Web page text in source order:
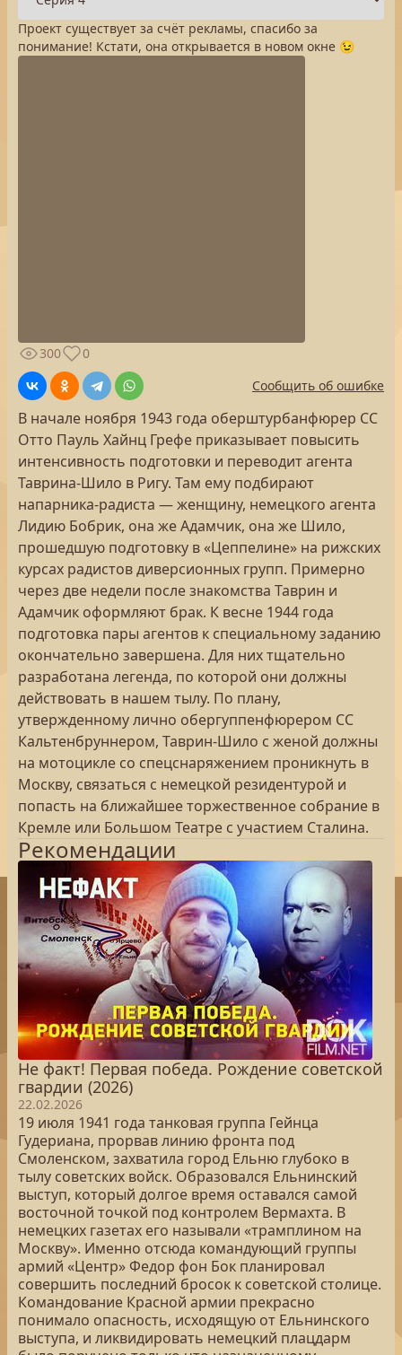
Проект существует за счёт рекламы, спасибо за
понимание! Кстати, она открывается в новом окне 😉
300
0
Сообщить об ошибке
В начале ноября 1943 года оберштурбанфюрер СС
Отто Пауль Хайнц Грефе приказывает повысить
интенсивность подготовки и переводит агента
Таврина-Шило в Ригу. Там ему подбирают
напарника-радиста — женщину, немецкого агента
Лидию Бобрик, она же Адамчик, она же Шило,
прошедшую подготовку в «Цеппелине» на рижских
курсах радистов диверсионных групп. Примерно
через две недели после знакомства Таврин и
Адамчик оформляют брак. К весне 1944 года
подготовка пары агентов к специальному заданию
окончательно завершена. Для них тщательно
разработана легенда, по которой они должны
действовать в нашем тылу. По плану,
утвержденному лично обергуппенфюрером СС
Кальтенбруннером, Таврин-Шило с женой должны
на мотоцикле со спецснаряжением проникнуть в
Москву, связаться с немецкой резидентурой и
попасть на ближайшее торжественное собрание в
Кремле или Большом Театре с участием Сталина.
Рекомендации
Не факт! Первая победа. Рождение советской
гвардии (2026)
22.02.2026
19 июля 1941 года танковая группа Гейнца
Гудериана, прорвав линию фронта под
Смоленском, захватила город Ельню глубоко в
тылу советских войск. Образовался Ельнинский
выступ, который долгое время оставался самой
восточной точкой под контролем Вермахта. В
немецких газетах его называли «трамплином на
Москву». Именно отсюда командующий группы
армий «Центр» Федор фон Бок планировал
совершить последний бросок к советской столице.
Командование Красной армии прекрасно
понимало опасность, исходящую от Ельнинского
выступа, и ликвидировать немецкий плацдарм